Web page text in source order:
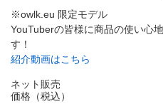
※owlk.eu 限定モデル
YouTuberの皆様に商品の使い心
す！
紹介動画はこちら
ネット販売
価格（税込）